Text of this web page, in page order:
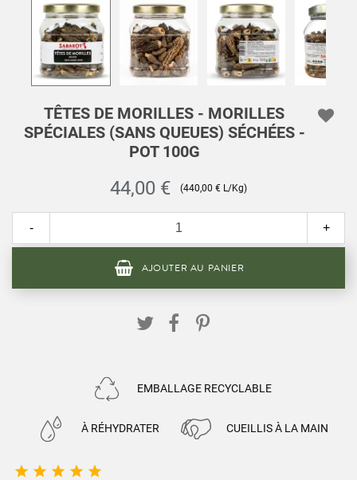
TÊTES DE MORILLES - MORILLES
SPÉCIALES (SANS QUEUES) SÉCHÉES -
POT 100G
44,00 € (440,00 € L/Kg)
- +
AJOUTER AU PANIER
EMBALLAGE RECYCLABLE
À RÉHYDRATER CUEILLIS À LA MAIN
    